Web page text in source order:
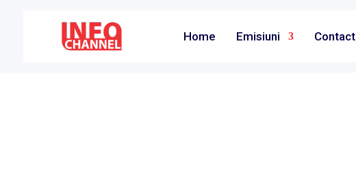
Home Emisiuni Contact